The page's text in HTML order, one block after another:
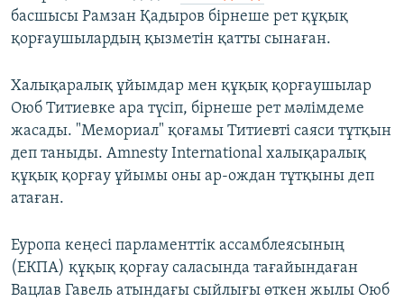
басшысы Рамзан Қадыров бірнеше рет құқық
қорғаушылардың қызметін қатты сынаған.
Халықаралық ұйымдар мен құқық қорғаушылар
Оюб Титиевке ара түсіп, бірнеше рет мәлімдеме
жасады. "Мемориал" қоғамы Титиевті саяси тұтқын
деп таныды. Amnesty International халықаралық
құқық қорғау ұйымы оны ар-ождан тұтқыны деп
атаған.
Еуропа кеңесі парламенттік ассамблеясының
(ЕКПА) құқық қорғау саласында тағайындаған
Вацлав Гавель атындағы сыйлығы өткен жылы Оюб